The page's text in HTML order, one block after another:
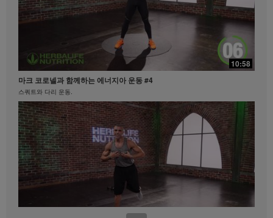
모든 사람은 어떠한 체중 감량 프로그램을 시작하기 앞
서 주치의와 상의하셔야 합니다. 허벌라이프® 제품은
오직 통제된 식사의 일부로써 체중 감량과 체중 조절을
지원할 수 있습니다. 비록 특정 허벌라이프® 제품은 일
부 일상적인 식사를 대체하기에 적합할 수 있으나, 개인
의 모든 식사를 대체해서는 안되며, 매일 최소한 한 번
의 적절한 식사가 보충되어야 합니다.
비디오는 Herbalife International of America, Inc.에서
소유하고 운영하고 있는 허벌라이프 비디오 갤러리를
통해서만 이용 가능합니다. 귀하께서는 비디오를 시청
하실 수 있으며, 비디오가 다운로드 가능한 경우에는 허
벌라이프 비즈니스 또는 허벌라이프® 제품을 홍보할 목
적으로만 비디오 전체를 복제하고 배포할 수 있습니다.
그러나, 귀하께서는 비디오를 복제하고 배포하는 과정
에서 금전적인 거래를 해서는 안됩니다. Herbalife
International of America, Inc.의 명시된 서면 동의 없이
비디오에 포함되어있는 영상, 음성, 설명 및 이야기를
사용하는 것은 엄격히 금지됩니다. 허벌라이프는 언제
든지 귀하의 비디오 사용을 중단하도록 요청할 수 있습
21:35
탁월함의 중심
탁월함의 중심 #허벌라이프 #제품력
10:58
마크 코로넬과 함께하는 에너지아 운동 #4
스쿼트와 다리 운동.